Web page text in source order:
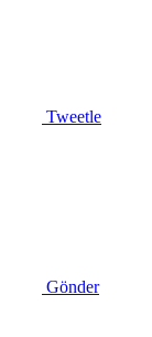
Tweetle
Gönder